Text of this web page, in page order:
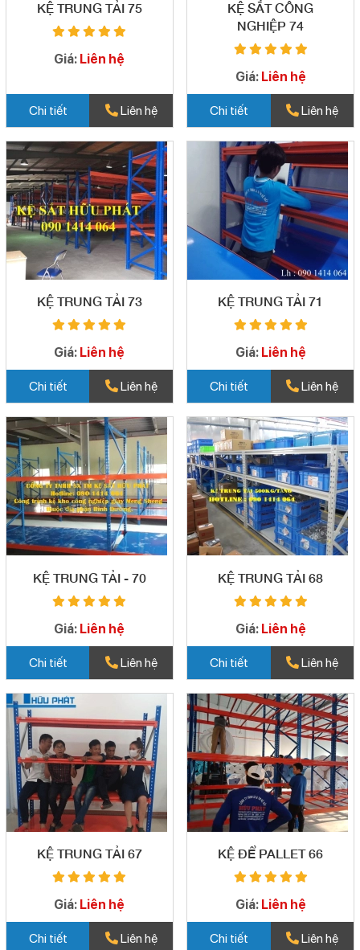
KỆ TRUNG TẢI 75
Giá: Liên hệ
Chi tiết Liên hệ
KỆ SẮT CÔNG
NGHIỆP 74
Giá: Liên hệ
Chi tiết Liên hệ
KỆ TRUNG TẢI 73
Giá: Liên hệ
Chi tiết Liên hệ
KỆ TRUNG TẢI 71
Giá: Liên hệ
Chi tiết Liên hệ
KỆ TRUNG TẢI - 70
Giá: Liên hệ
Chi tiết Liên hệ
KỆ TRUNG TẢI 68
Giá: Liên hệ
Chi tiết Liên hệ
KỆ TRUNG TẢI 67
Giá: Liên hệ
Chi tiết Liên hệ
KỆ ĐỂ PALLET 66
Giá: Liên hệ
Chi tiết Liên hệ